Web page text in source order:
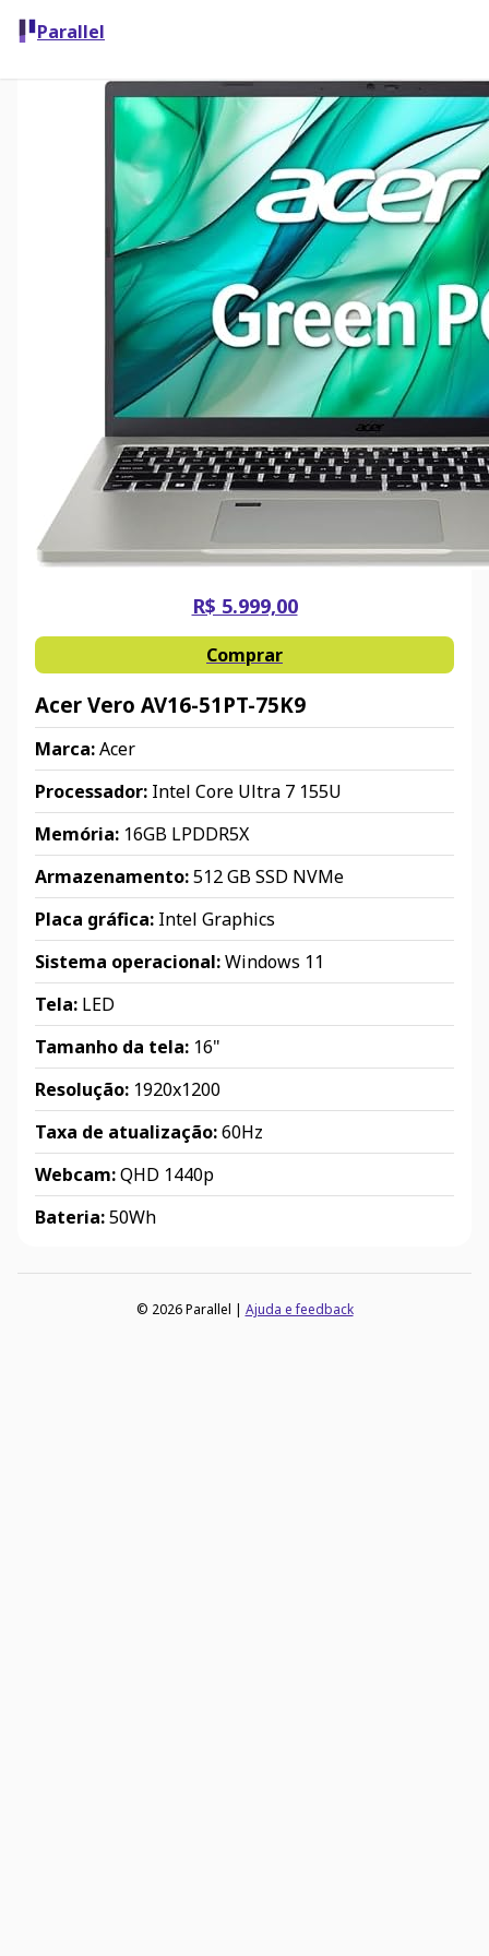
Parallel
R$ 5.999,00
Comprar
Acer Vero AV16-51PT-75K9
Marca:Acer
Processador: Intel Core Ultra 7 155U
Memória: 16GB LPDDR5X
Armazenamento:512 GB SSD NVMe
Placa gráfica: Intel Graphics
Sistema operacional:Windows 11
Tela: LED
Tamanho da tela: 16"
Resolução: 1920x1200
Taxa de atualização:60Hz
Webcam:QHD 1440p
Bateria:50Wh
© 2026 Parallel | Ajuda e feedback